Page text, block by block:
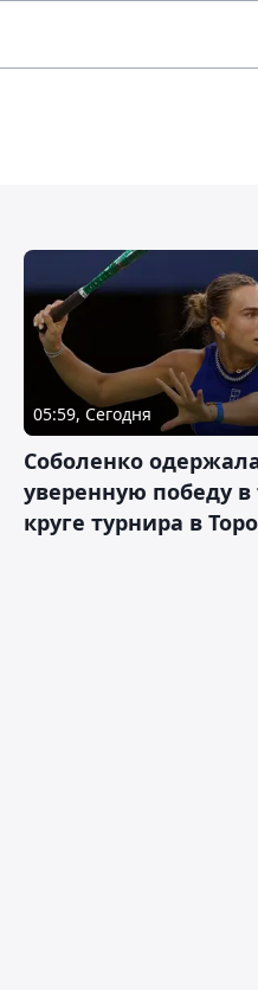
05:59, Сегодня
Соболенко
уверенную победу в
круге турнира в